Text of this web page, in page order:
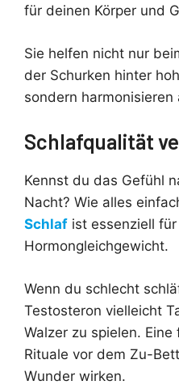
für deinen Körper und
Sie helfen nicht nur
der Schurken hinter
sondern
Schlafqualität
Kennst du das Gefühl
Nacht? Wie alles
Schlaf ist essenziell
Hormongleichgewicht.
Wenn du schlecht
Testosteron vielleicht
Walzer zu spielen.
Rituale vor dem Zu-
Wunder wirken.